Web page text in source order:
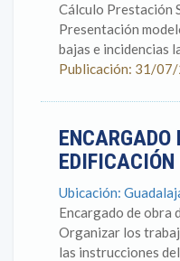
Cálculo Prestación
Presentación
bajas e incidencias
Publicación: 31/
ENCARGADO
Ubicación:
Encargado de obra
Organizar los
las instrucciones